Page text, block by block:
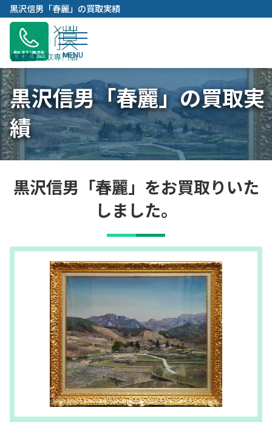
容
キ
プ
黒沢信男「春麗」の買取実績
無料通話
黒沢信男「春麗」の買取実
績
黒沢信男「春麗」をお買取りいた
しました。